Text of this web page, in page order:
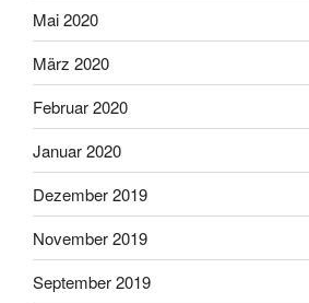
Mai 2020
März 2020
Februar 2020
Januar 2020
Dezember 2019
November 2019
September 2019